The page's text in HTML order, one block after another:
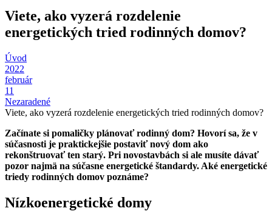
Viete, ako vyzerá rozdelenie
energetických tried rodinných domov?
Úvod
2022
február
11
Nezaradené
Viete, ako vyzerá rozdelenie energetických tried rodinných domov?
Začínate si pomaličky plánovať rodinný dom? Hovorí sa, že v
súčasnosti je praktickejšie postaviť nový dom ako
rekonštruovať ten starý. Pri novostavbách si ale musíte dávať
pozor najmä na súčasne energetické štandardy. Aké energetické
triedy rodinných domov poznáme?
Nízkoenergetické domy